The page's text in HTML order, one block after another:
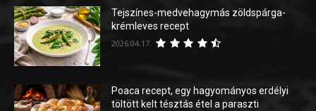
Tejszínes-medvehagymás zöldspárga-
krémleves recept
2026.04.17.
Poaca recept, egy hagyományos erdélyi
töltött kelt tésztás étel a paraszti